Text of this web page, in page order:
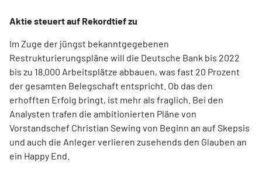
Aktie steuert auf Rekordtief zu
Im Zuge der jüngst bekanntgegebenen
Restrukturierungspläne will die Deutsche Bank bis 2022
bis zu 18.000 Arbeitsplätze abbauen, was fast 20 Prozent
der gesamten Belegschaft entspricht. Ob das den
erhofften Erfolg bringt, ist mehr als fraglich. Bei den
Analysten trafen die ambitionierten Pläne von
Vorstandschef Christian Sewing von Beginn an auf Skepsis
und auch die Anleger verlieren zusehends den Glauben an
ein Happy End.